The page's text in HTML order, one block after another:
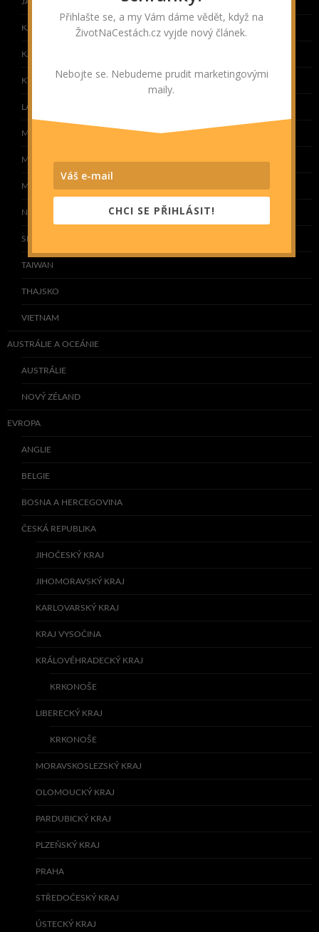
KAMBODŽA
KAZACHSTÁN
KYRGYZSTÁN
LAOS
MALEDIVY
MALAJSIE
MONGOLSKO
NEPÁL
SRÍ LANKA
TAIWAN
THAJSKO
VIETNAM
AUSTRÁLIE A OCEÁNIE
AUSTRÁLIE
NOVÝ ZÉLAND
EVROPA
ANGLIE
BELGIE
BOSNA A HERCEGOVINA
ČESKÁ REPUBLIKA
JIHOČESKÝ KRAJ
JIHOMORAVSKÝ KRAJ
KARLOVARSKÝ KRAJ
KRAJ VYSOČINA
KRÁLOVÉHRADECKÝ KRAJ
KRKONOŠE
LIBERECKÝ KRAJ
KRKONOŠE
MORAVSKOSLEZSKÝ KRAJ
OLOMOUCKÝ KRAJ
PARDUBICKÝ KRAJ
PLZEŇSKÝ KRAJ
PRAHA
STŘEDOČESKÝ KRAJ
ÚSTECKÝ KRAJ
Přihlašte se, a my Vám dáme vědět, když na
ŽivotNaCestách.cz vyjde nový článek.
Nebojte se. Nebudeme prudit marketingovými
maily.
CHCI SE PŘIHLÁSIT!